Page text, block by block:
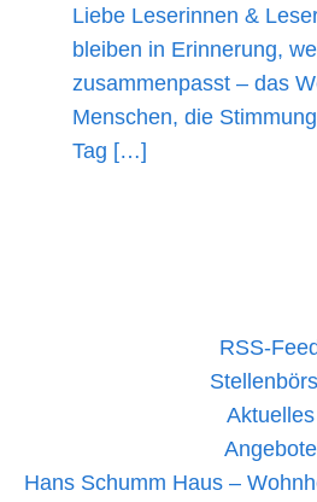
Liebe Leserinnen &
bleiben in Erinnerung,
zusammenpasst – das
Menschen, die
Tag […]
RSS-Feed
Aktuelles
Angebote
Hans Schumm Haus –